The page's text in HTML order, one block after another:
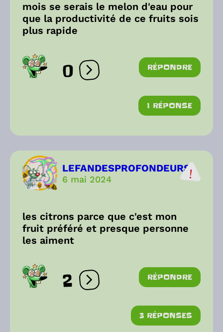
mois se serais le melon d'eau pour
que la productivité de ce fruits sois
plus rapide
0 Ouvrir les réactions
RÉPONDRE
1 RÉPONSE
LEFANDESPROFONDEURS
6 mai 2024
les citrons parce que c'est mon
fruit préféré et presque personne
les aiment
2 Ouvrir les réactions
RÉPONDRE
3 RÉPONSES